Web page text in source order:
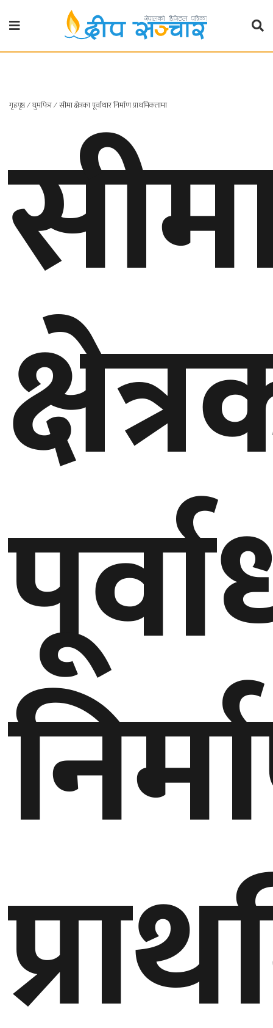
गृहपृष्ठ
प्रदेश
१
२
बाग्मती
कर्णाली
प्रदेश
सुदूरपश्चिम
प्रदेश
गल्फ
अन्य
गृहपृष्ठ∕घुमफिर∕सीमा क्षेत्रका पूर्वाधार निर्माण प्राथमिकतामा